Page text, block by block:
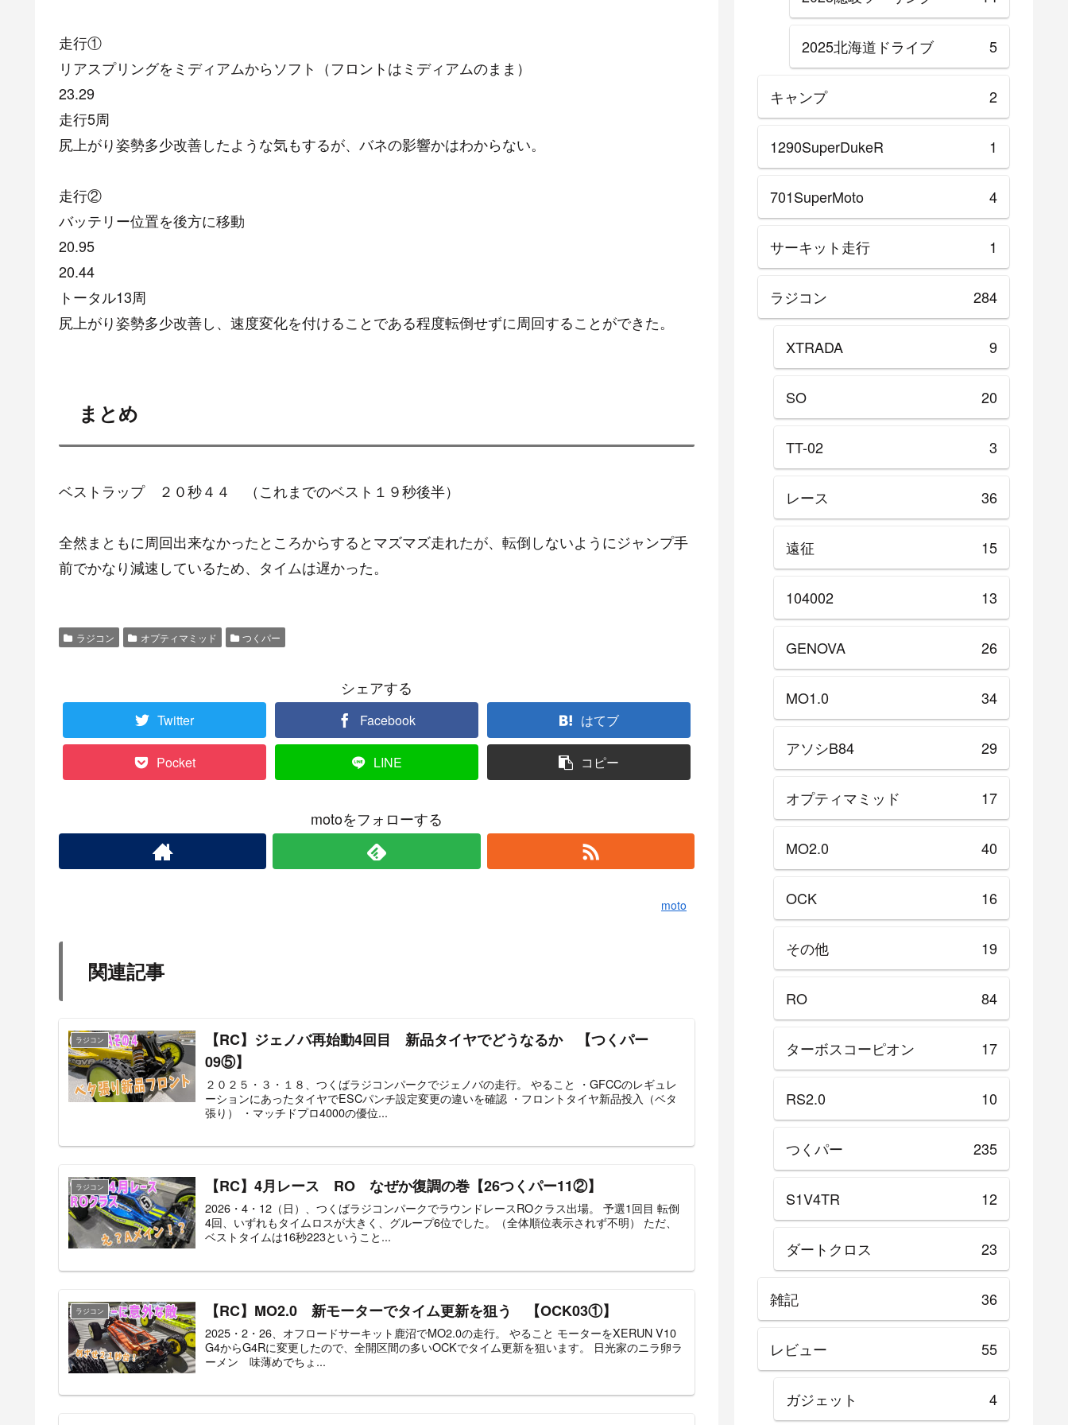
走行①
リアスプリングをミディアムからソフト（フロントはミディアムのまま）
23.29
走行5周
尻上がり姿勢多少改善したような気もするが、バネの影響かはわからない。
走行②
バッテリー位置を後方に移動
20.95
20.44
トータル13周
尻上がり姿勢多少改善し、速度変化を付けることである程度転倒せずに周回することができた。
まとめ
ベストラップ ２０秒４４ （これまでのベスト１９秒後半）
全然まともに周回出来なかったところからするとマズマズ走れたが、転倒しないようにジャンプ手
前でかなり減速しているため、タイムは遅かった。
ラジコン オプティマミッド つくパー
シェアする
Twitter Facebook はてブ
Pocket LINE コピー
motoをフォローする
moto
関連記事
ラジコン
【RC】ジェノバ再始動4回目 新品タイヤでどうなるか 【つくパー
09⑤】
２０２５・３・１８、つくばラジコンパークでジェノバの走行。 やること ・GFCCのレギュレ
ーションにあったタイヤでESCパンチ設定変更の違いを確認 ・フロントタイヤ新品投入（ベタ
張り） ・マッチドプロ4000の優位...
ラジコン 【RC】4月レース RO なぜか復調の巻【26つくパー11②】
2026・4・12（日）、つくばラジコンパークでラウンドレースROクラス出場。 予選1回目 転倒
4回、いずれもタイムロスが大きく、グループ6位でした。（全体順位表示されず不明） ただ、
ベストタイムは16秒223ということ...
ラジコン 【RC】MO2.0 新モーターでタイム更新を狙う 【OCK03①】
2025・2・26、オフロードサーキット鹿沼でMO2.0の走行。 やること モーターをXERUN V10
G4からG4Rに変更したので、全開区間の多いOCKでタイム更新を狙います。 日光家のニラ卵ラ
ーメン 味薄めでちょ...
2025北海道ドライブ 5
キャンプ 2
1290SuperDukeR 1
701SuperMoto 4
サーキット走行 1
ラジコン 284
XTRADA 9
SO 20
TT-02 3
レース 36
遠征 15
104002 13
GENOVA 26
MO1.0 34
アソシB84 29
オプティマミッド 17
MO2.0 40
OCK 16
その他 19
RO 84
ターボスコーピオン 17
RS2.0 10
つくパー 235
S1V4TR 12
ダートクロス 23
雑記 36
レビュー 55
ガジェット 4